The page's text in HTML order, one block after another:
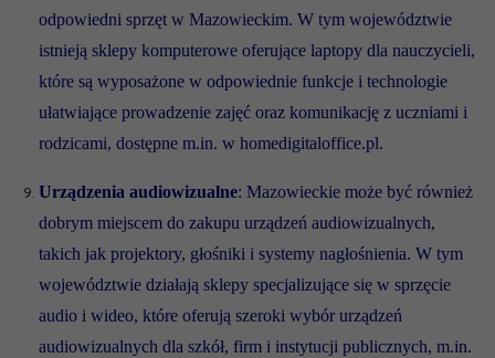
odpowiedni sprzęt w Mazowieckim. W tym województwie
istnieją sklepy komputerowe oferujące laptopy dla nauczycieli,
które są wyposażone w odpowiednie funkcje i technologie
ułatwiające prowadzenie zajęć oraz komunikację z uczniami i
rodzicami, dostępne m.in. w homedigitaloffice.pl.
Urządzenia audiowizualne: Mazowieckie może być również
dobrym miejscem do zakupu urządzeń audiowizualnych,
takich jak projektory, głośniki i systemy nagłośnienia. W tym
województwie działają sklepy specjalizujące się w sprzęcie
audio i wideo, które oferują szeroki wybór urządzeń
audiowizualnych dla szkół, firm i instytucji publicznych, m.in.